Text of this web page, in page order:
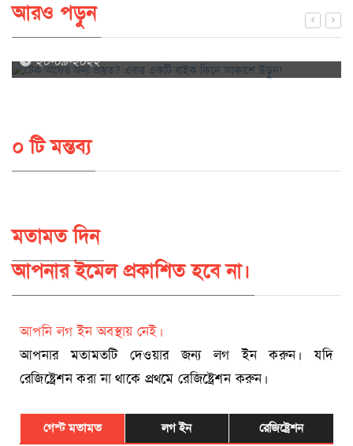
আরও পড়ুন
টেক অফের জন্য প্রস্তুত? এবার একটি বাইক কিনে আকাশে উড়ুন!
২০-০৯-২০২২
০ টি মন্তব্য
মতামত দিন
আপনার ইমেল প্রকাশিত হবে না।
আপনি লগ ইন অবস্থায় নেই।
আপনার মতামতটি দেওয়ার জন্য লগ ইন করুন। যদি
রেজিষ্ট্রেশন করা না থাকে প্রথমে রেজিষ্ট্রেশন করুন।
গেস্ট মতামত লগ ইন রেজিষ্ট্রেশন